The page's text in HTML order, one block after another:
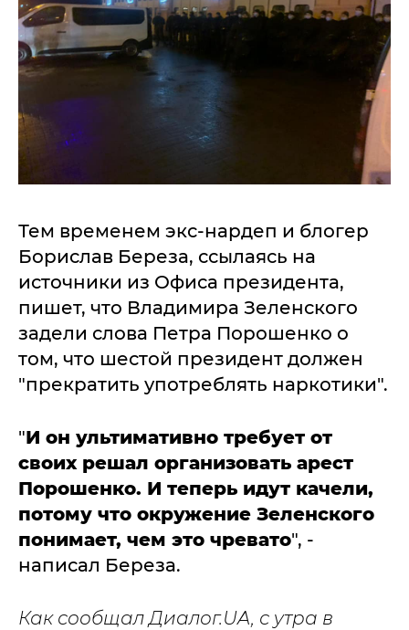
Тем временем экс-нардеп и блогер
Борислав Береза, ссылаясь на
источники из Офиса президента,
пишет, что Владимира Зеленского
задели слова Петра Порошенко о
том, что шестой президент должен
"прекратить употреблять наркотики".
"И он ультимативно требует от
своих решал организовать арест
Порошенко. И теперь идут качели,
потому что окружение Зеленского
понимает, чем это чревато", -
написал Береза.
Как сообщал Диалог.UA, с утра в